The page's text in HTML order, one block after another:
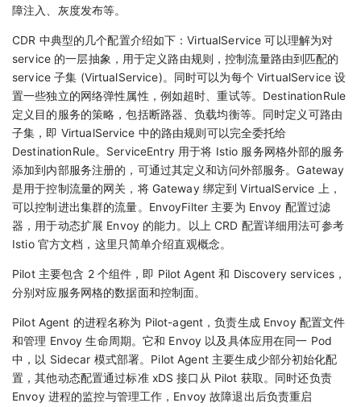
障注入、灰度发布等。
CDR 中典型的几个配置介绍如下：VirtualService 可以理解为对
service 的一层抽象，用于定义路由规则，控制流量路由到匹配的
service 子集 (VirtualService)。同时可以为每个 VirtualService 设
置一些独立的网络弹性属性，例如超时、重试等。DestinationRule
定义目的服务的策略，包括断路器、负载均衡等。同时定义可路由
子集，即 VirtualService 中的路由规则可以完全委托给
DestinationRule。ServiceEntry 用于将 Istio 服务网格外部的服务
添加到内部服务注册的，可通过其定义和访问外部服务。Gateway
是用于控制流量的网关，将 Gateway 绑定到 VirtualService 上，
可以控制进出集群的流量。EnvoyFilter 主要为 Envoy 配置过滤
器，用于动态扩展 Envoy 的能力。以上 CRD 配置详细用法可参考
Istio 官方文档，这里只简单介绍直观概念。
Pilot 主要包含 2 个组件，即 Pilot Agent 和 Discovery services，
分别对应服务网格的数据面和控制面。
Pilot Agent 的进程名称为 Pilot-agent，负责生成 Envoy 配置文件
和管理 Envoy 生命周期。它和 Envoy 以及具体应用在同一 Pod
中，以 Sidecar 模式部署。Pilot Agent 主要生成少部分初始化配
置，其他动态配置通过标准 xDS 接口从 Pilot 获取。同时还负责
Envoy 进程的监控与管理工作，Envoy 故障退出后负责重启